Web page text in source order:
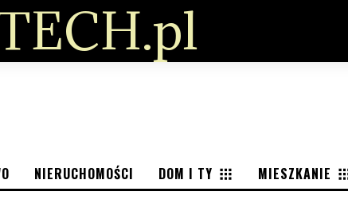
NIERUCHOMOŚCI DOM I TY MIESZKANIE